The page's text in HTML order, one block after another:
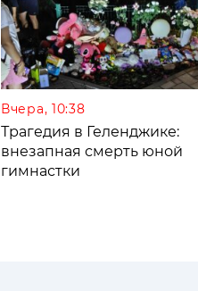
Вчера, 10:38
Трагедия в Геленджике:
внезапная смерть юной
гимнастки